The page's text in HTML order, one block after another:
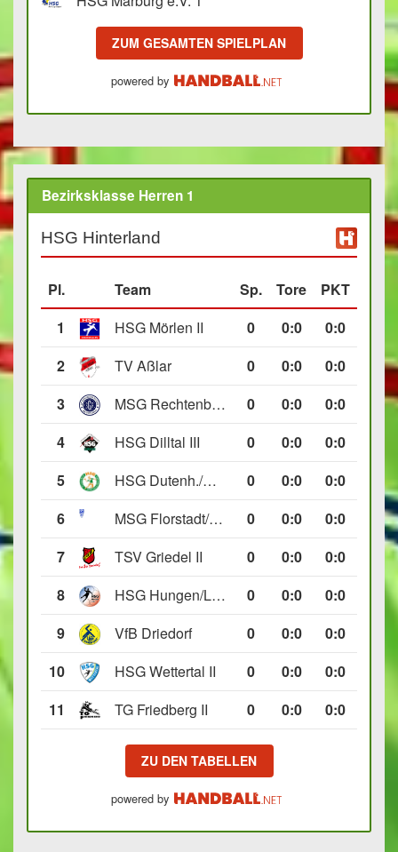
ZUM GESAMTEN SPIELPLAN
powered by
Bezirksklasse Herren 1
HSG Hinterland
Pl. Team Sp. Tore
PKT
1
HSG Mörlen II 0 0:0
0:0
2
TV Aßlar 0 0:0
0:0
3
MSG Rechtenbach/Wetzlar II 0 0:0
0:0
4
HSG Dilltal III 0 0:0
0:0
5
HSG Dutenh./Münchholzh. IV 0 0:0
0:0
6
MSG Florstadt/Gettenau II 0 0:0
0:0
7
TSV Griedel II 0 0:0
0:0
8
HSG Hungen/Lich II 0 0:0
0:0
9
VfB Driedorf 0 0:0
0:0
10
HSG Wettertal II 0 0:0
0:0
11
TG Friedberg II 0 0:0 0:0
ZU DEN TABELLEN
powered by